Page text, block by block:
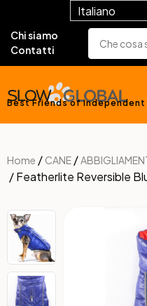
Italiano
Chi siamo
Contatti
Best Friends of Independent
Home / CANE /
/ Featherlite Reversible